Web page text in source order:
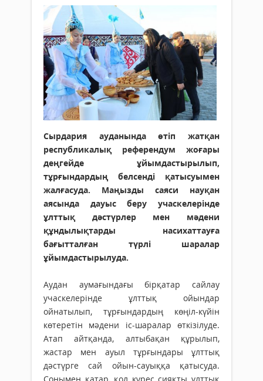
Сырдария ауданында өтіп жатқан
республикалық референдум жоғары
деңгейде ұйымдастырылып,
тұрғындардың белсенді қатысуымен
жалғасуда. Маңызды саяси науқан
аясында дауыс беру учаскелерінде
ұлттық дәстүрлер мен мәдени
құндылықтарды насихаттауға
бағытталған түрлі шаралар
ұйымдастырылуда.
Аудан аумағындағы бірқатар сайлау
учаскелерінде ұлттық ойындар
ойнатылып, тұрғындардың көңіл-күйін
көтеретін мәдени іс-шаралар өткізілуде.
Атап айтқанда, алтыбақан құрылып,
жастар мен ауыл тұрғындары ұлттық
дәстүрге сай ойын-сауыққа қатысуда.